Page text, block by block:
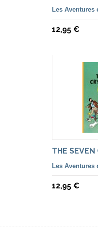
Les Aventures
12,95 €
THE
Les Aventures
12,95 €